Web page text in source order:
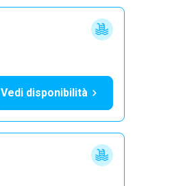
Vedi disponibilità